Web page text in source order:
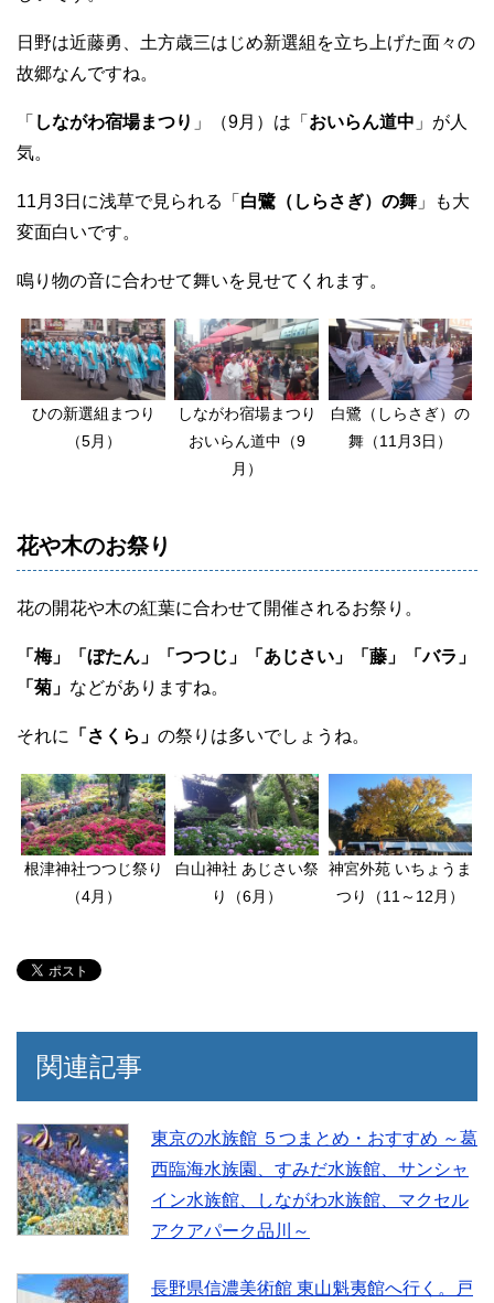
日野は近藤勇、土方歳三はじめ新選組を立ち上げた面々の
故郷なんですね。
「 しながわ宿場まつり 」（9月）は「 おいらん道中 」が人
気。
11月3日に浅草で見られる「 白鷺（しらさぎ）の舞 」も大
変面白いです。
鳴り物の音に合わせて舞いを見せてくれます。
ひの新選組まつり
（5月）
しながわ宿場まつり
おいらん道中（9
月）
白鷺（しらさぎ）の
舞（11月3日）
花や木のお祭り
花の開花や木の紅葉に合わせて開催されるお祭り。
「梅」「ぼたん」「つつじ」「あじさい」「藤」「バラ」
「菊」 などがありますね。
それに 「さくら」 の祭りは多いでしょうね。
根津神社つつじ祭り
（4月）
白山神社 あじさい祭
り（6月）
神宮外苑 いちょうま
つり（11～12月）
関連記事
東京の水族館 ５つまとめ・おすすめ ～葛
西臨海水族園、すみだ水族館、サンシャ
イン水族館、しながわ水族館、マクセル
アクアパーク品川～
長野県信濃美術館 東山魁夷館へ行く。戸